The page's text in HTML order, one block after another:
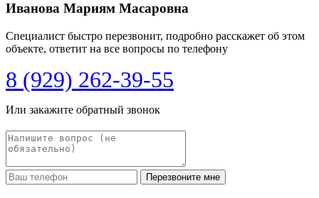
Иванова Мариям Масаровна
Специалист быстро перезвонит, подробно расскажет об этом
объекте, ответит на все вопросы по телефону
8 (929) 262-39-55
Или закажите обратный звонок
Перезвоните мне